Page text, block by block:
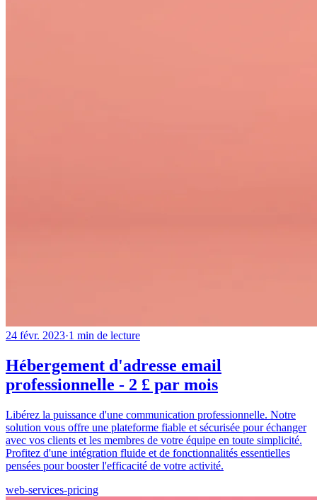
24 févr. 2023·1 min de lecture
Hébergement d'adresse email
professionnelle - 2 £ par mois
Libérez la puissance d'une communication professionnelle. Notre
solution vous offre une plateforme fiable et sécurisée pour échanger
avec vos clients et les membres de votre équipe en toute simplicité.
Profitez d'une intégration fluide et de fonctionnalités essentielles
pensées pour booster l'efficacité de votre activité.
web-services-pricing